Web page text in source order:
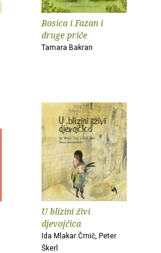
Rosica i Fazan i
druge priče
Tamara Bakran
U blizini živi
djevojčica
Ida Mlakar Črnič, Peter
Škerl